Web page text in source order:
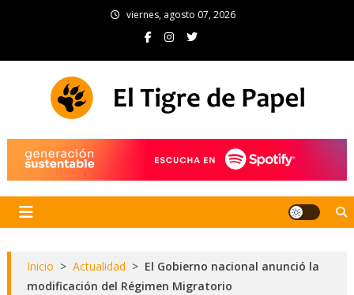
viernes, agosto 07, 2026
Inicio > Actualidad > El Gobierno nacional anunció la
modificación del Régimen Migratorio